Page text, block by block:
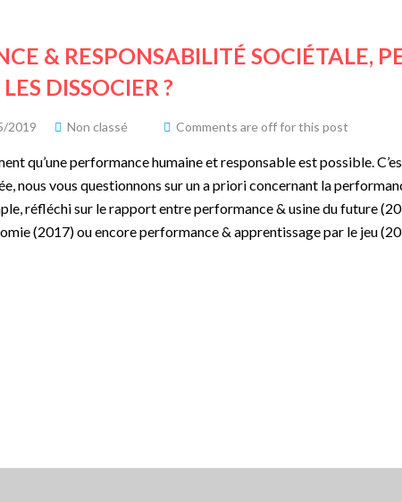
& RESPONSABILITÉ SOCIÉTALE,
DISSOCIER ?
2019 Non classé Comments are off for this post
qu’une performance humaine et responsable est possible.
nous vous questionnons sur un a priori concernant la
réfléchi sur le rapport entre performance & usine du future
(2017) ou encore performance & apprentissage par le jeu